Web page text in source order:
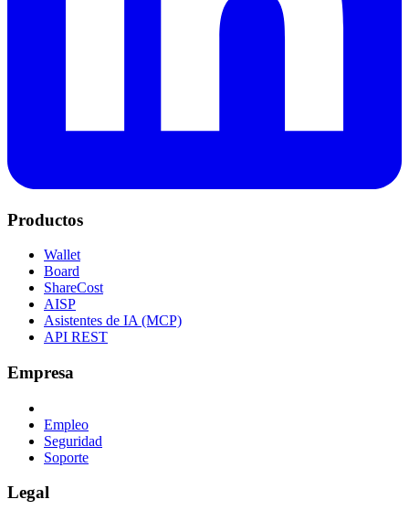
Productos
Wallet
Board
ShareCost
AISP
Asistentes de IA (MCP)
API REST
Empresa
Empleo
Seguridad
Soporte
Legal